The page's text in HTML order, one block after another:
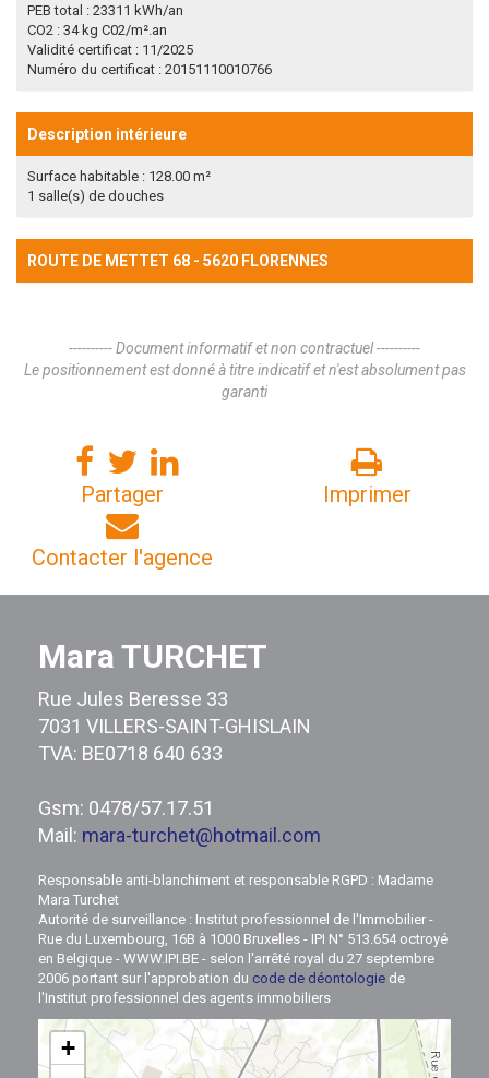
PEB total : 23311 kWh/an
CO2 : 34 kg C02/m².an
Validité certificat : 11/2025
Numéro du certificat : 20151110010766
Description intérieure
Surface habitable : 128.00 m²
1 salle(s) de douches
ROUTE DE METTET 68 - 5620 FLORENNES
---------- Document informatif et non contractuel ----------
Le positionnement est donné à titre indicatif et n'est absolument pas
garanti
Partager Imprimer
Contacter l'agence
Mara TURCHET
Rue Jules Beresse 33
7031 VILLERS-SAINT-GHISLAIN
TVA: BE0718 640 633
Gsm: 0478/57.17.51
Mail: mara-turchet@hotmail.com
Responsable anti-blanchiment et responsable RGPD : Madame
Mara Turchet
Autorité de surveillance : Institut professionnel de l'Immobilier -
Rue du Luxembourg, 16B à 1000 Bruxelles - IPI N° 513.654 octroyé
en Belgique - WWW.IPI.BE - selon l'arrêté royal du 27 septembre
2006 portant sur l'approbation du code de déontologie de
l'Institut professionnel des agents immobiliers
+